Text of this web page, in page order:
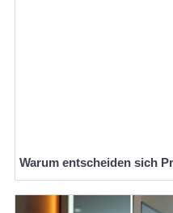
Warum entscheiden sich